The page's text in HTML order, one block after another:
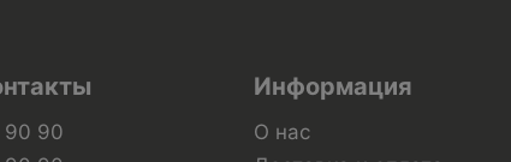
90 90
Информация
О нас